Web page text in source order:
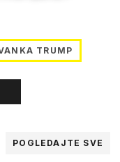
TRUMP
POGLEDAJTE SVE